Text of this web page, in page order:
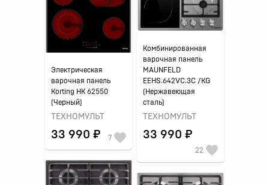
Комбинированная
варочная панель
MAUNFELD
EEHS.642VC.3C /KG
(Нержавеющая
сталь)
ТЕХНОМУЛЬТ
33 990 ₽
22
Электрическая
варочная панель
Korting HK 62550
(Черный)
ТЕХНОМУЛЬТ
33 990 ₽ 7